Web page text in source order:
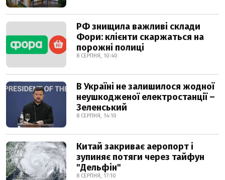
РФ знищила важливі склади
Фори: клієнти скаржаться на
порожні полиці
8 СЕРПНЯ, 10:40
В Україні не залишилося жодної
неушкодженої електростанції –
Зеленський
8 СЕРПНЯ, 14:10
Китай закриває аеропорт і
зупиняє потяги через тайфун
"Дельфін"
8 СЕРПНЯ, 17:10